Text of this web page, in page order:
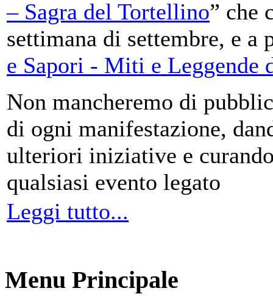
– Sagra del Tortellino” che
settimana di settembre, e a
e Sapori - Miti e Leggende
Non mancheremo di
di ogni manifestazione,
ulteriori iniziative e
qualsiasi evento legato
Leggi tutto...
Menu Principale